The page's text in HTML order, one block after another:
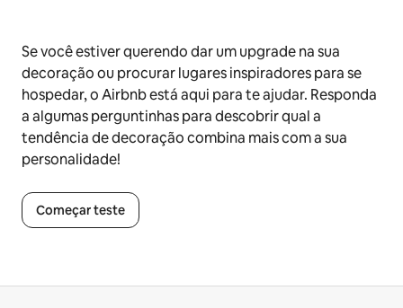
Se você estiver querendo dar um upgrade na sua
decoração ou procurar lugares inspiradores para se
hospedar, o Airbnb está aqui para te ajudar. Responda
a algumas perguntinhas para descobrir qual a
tendência de decoração combina mais com a sua
personalidade!
Começar teste